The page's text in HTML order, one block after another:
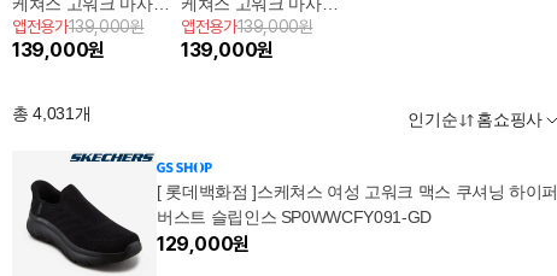
핏 (24.9)
앱전용가139,000원
139,000원
핏 (24.9)
앱전용가139,000원
139,000원
총4,031 개 인기순 홈쇼핑사
[ 롯데백화점 ]스케쳐스 여성 고워크 맥스 쿠셔닝 하이
버스트 슬립인스 SP0WWCFY091-GD
129,000원